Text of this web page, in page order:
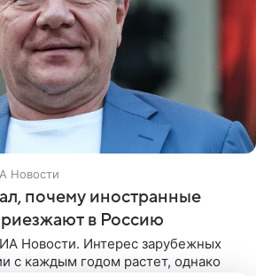
Новости
почему иностранные
в Россию
Новости. Интерес зарубежных
с каждым годом растет, однако